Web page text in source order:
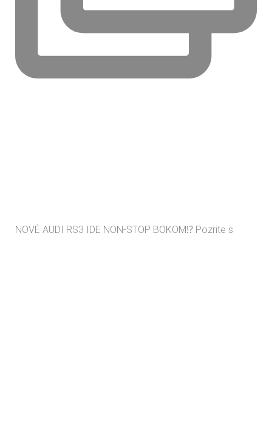
NOVÉ AUDI RS3 IDE NON-STOP BOKOM⁉️ Pozrite s